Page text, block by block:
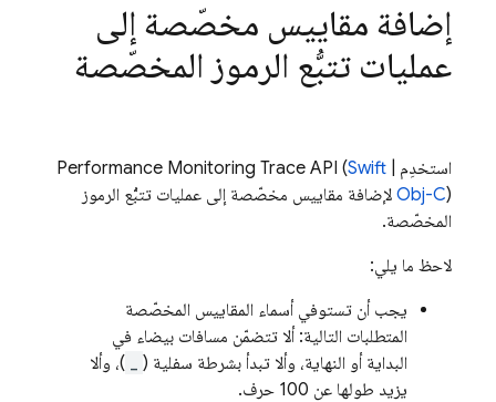
إضافة مقاييس مخصّصة إلى
عمليات تتبُّع الرموز المخصّصة
استخدِم Performance Monitoring Trace API (Swift
Obj-C ) لإضافة مقاييس مخصّصة إلى عمليات تتبُّع الرموز
المخصّصة.
لاحظ ما يلي:
يجب أن تستوفي أسماء المقاييس المخصّصة
المتطلبات التالية: ألا تتضمّن مسافات بيضاء في
البداية أو النهاية، وألا تبدأ بشرطة سفلية (
)، وألا
يزيد طولها عن 100 حرف.